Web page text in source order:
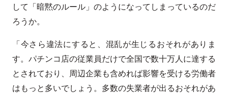
して「暗黙のルール」のようになってしまっているのだ
ろうか。
「今さら違法にすると、混乱が生じるおそれがありま
す。パチンコ店の従業員だけで全国で数十万人に達する
とされており、周辺企業も含めれば影響を受ける労働者
はもっと多いでしょう。多数の失業者が出るおそれがあ